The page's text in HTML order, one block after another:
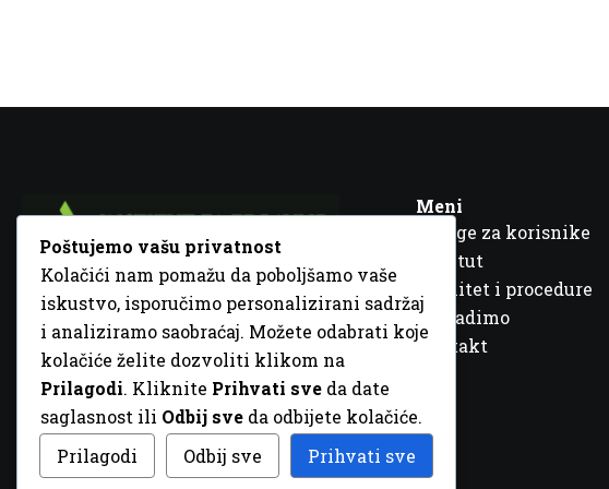
Fra Ivana Jukića br. 2, 72000 Zenica, BiH
+387 32 448 001
info@inz.ba
http://www.inz.ba
Meni
Usluge za korisnike
Institut
Kvalitet i procedure
Šta radimo
Kontakt
© 2026 Sva prava zadržana. DizajnGordonDM
Poštujemo vašu privatnost
Kolačići nam pomažu da poboljšamo vaše
iskustvo, isporučimo personalizirani sadržaj
i analiziramo saobraćaj. Možete odabrati koje
kolačiće želite dozvoliti klikom na
Prilagodi. Kliknite Prihvati sve da date
saglasnost ili Odbij sve da odbijete kolačiće.
Prilagodi
Odbij sve Prihvati sve